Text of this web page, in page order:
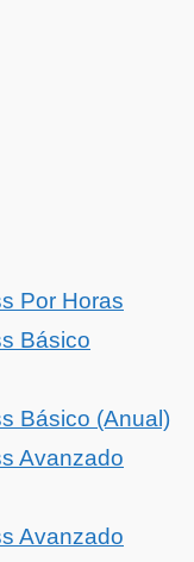
Por Horas
Básico
Básico (Anual)
Avanzado
Avanzado